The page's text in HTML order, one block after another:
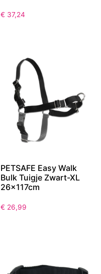
€ 37,24
PETSAFE Easy Walk
Bulk Tuigje Zwart-XL
26x117cm
€ 26,99